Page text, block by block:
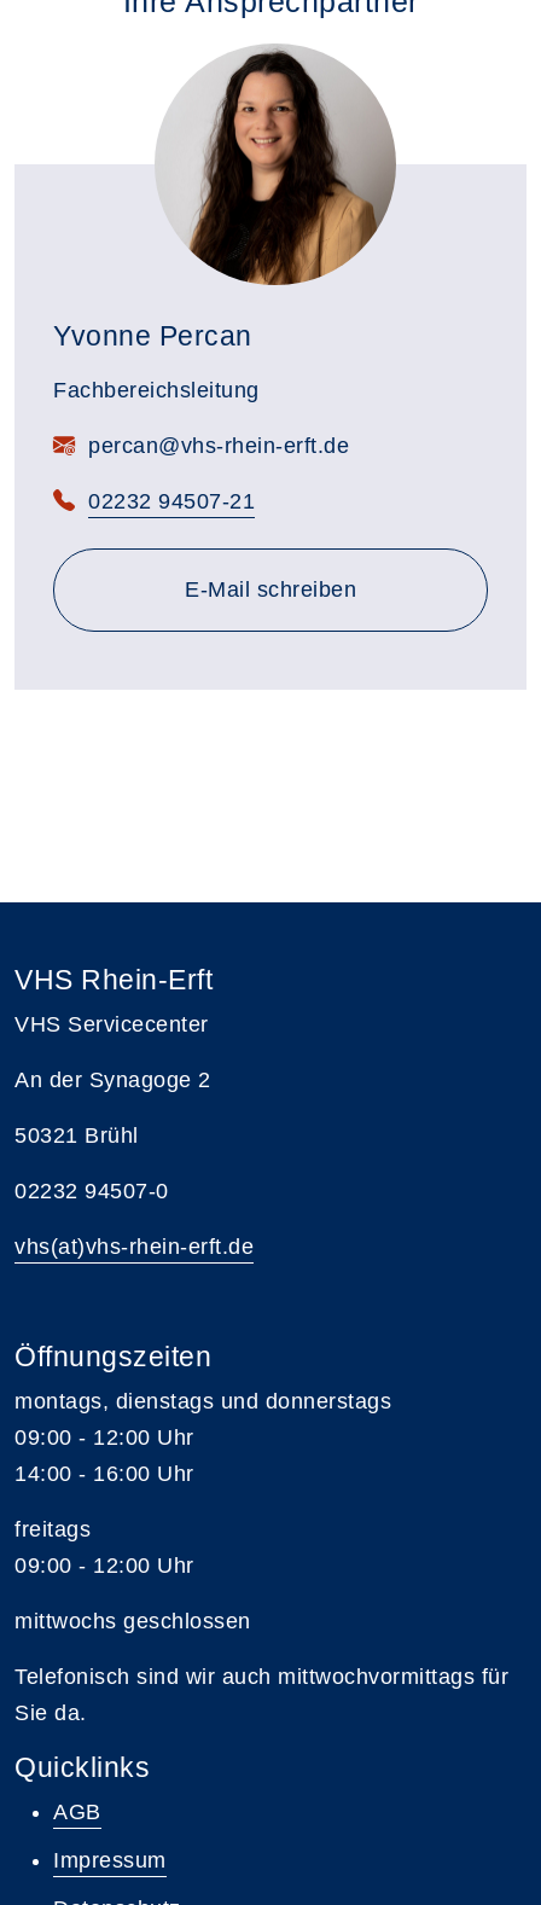
Yvonne Percan
Fachbereichsleitung
E-Mail:percan@vhs-rhein-erft.de
Telefon:
02232 94507-21
E-Mail schreiben
VHS Rhein-Erft
VHS Servicecenter
An der Synagoge 2
50321 Brühl
02232 94507-0
vhs(at)vhs-rhein-erft.de
Öffnungszeiten
montags, dienstags und donnerstags
09:00 - 12:00 Uhr
14:00 - 16:00 Uhr
freitags
09:00 - 12:00 Uhr
mittwochs geschlossen
Telefonisch sind wir auch mittwochvormittags für
Sie da.
Quicklinks
AGB
Impressum